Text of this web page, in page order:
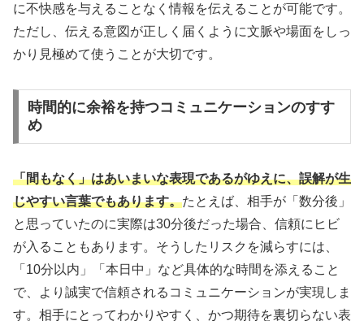
に不快感を与えることなく情報を伝えることが可能です。
ただし、伝える意図が正しく届くように文脈や場面をしっ
かり見極めて使うことが大切です。
時間的に余裕を持つコミュニケーションのすす
め
「間もなく」はあいまいな表現であるがゆえに、誤解が生
じやすい言葉でもあります。たとえば、相手が「数分後」
と思っていたのに実際は30分後だった場合、信頼にヒビ
が入ることもあります。そうしたリスクを減らすには、
「10分以内」「本日中」など具体的な時間を添えること
で、より誠実で信頼されるコミュニケーションが実現しま
す。相手にとってわかりやすく、かつ期待を裏切らない表